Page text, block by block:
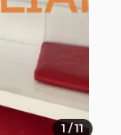
1 / 11